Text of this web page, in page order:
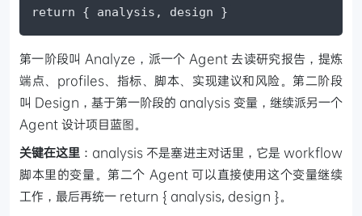
return { analysis, design }
第一阶段叫 Analyze，派一个 Agent 去读研究报告，提炼
端点、profiles、指标、脚本、实现建议和风险。第二阶段
叫 Design，基于第一阶段的 analysis 变量，继续派另一个
Agent 设计项目蓝图。
关键在这里 ：analysis 不是塞进主对话里，它是 workflow
脚本里的变量。第二个 Agent 可以直接使用这个变量继续
工作，最后再统一 return { analysis, design }。